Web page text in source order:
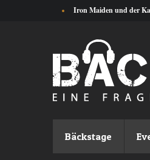
Julie Delpy: «Ich
Bäckstage